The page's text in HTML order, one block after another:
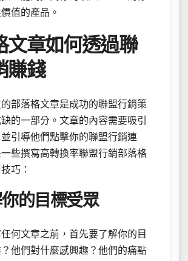
值的產品。
文章如何透過聯
賺錢
部落格文章是成功的聯盟行銷策
的一部分。文章的內容需要吸引
引導他們點擊你的聯盟行銷連
些撰寫高轉換率聯盟行銷部落格
巧：
的目標受眾
何文章之前，首先要了解你的目
他們對什麼感興趣？他們的痛點